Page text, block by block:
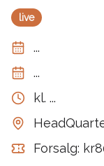
live
...
...
kl. ...
Forsalg: